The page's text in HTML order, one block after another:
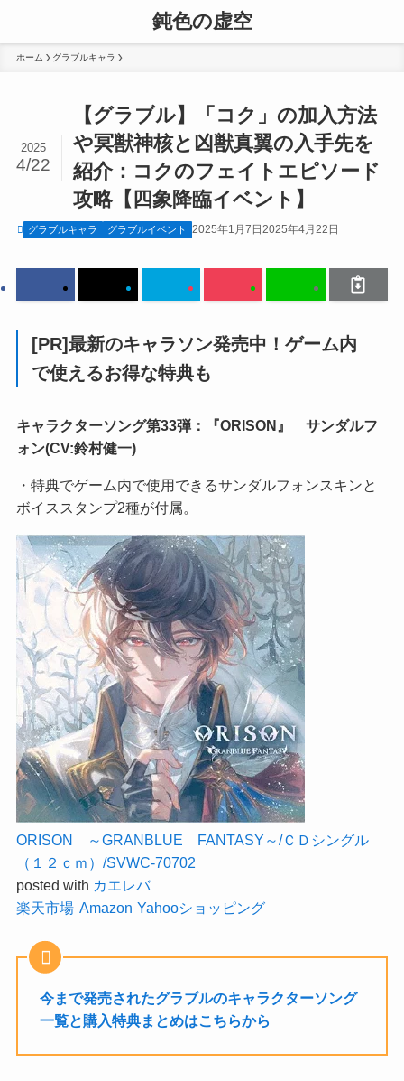
鈍色の虚空
ホーム グラブルキャラ
【グラブル】「コク」の加入方法
や冥獣神核と凶獣真翼の入手先を
紹介：コクのフェイトエピソード
攻略【四象降臨イベント】
2025
4/22
グラブルキャラ グラブルイベント 2025年1月7日 2025年4月22日
[PR]最新のキャラソン発売中！ゲーム内
で使えるお得な特典も
キャラクターソング第33弾：『ORISON』 サンダルフ
ォン(CV:鈴村健一)
・特典でゲーム内で使用できるサンダルフォンスキンと
ボイススタンプ2種が付属。
ORISON ～GRANBLUE FANTASY～/ＣＤシングル
（１２ｃｍ）/SVWC-70702
posted with カエレバ
楽天市場 Amazon Yahooショッピング
今まで発売されたグラブルのキャラクターソング
一覧と購入特典まとめはこちらから